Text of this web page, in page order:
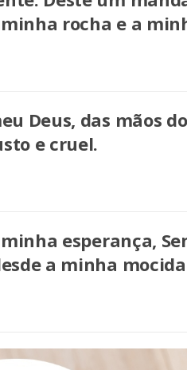
rocha e a
Deus, das mãos
e cruel.
esperança,
a minha